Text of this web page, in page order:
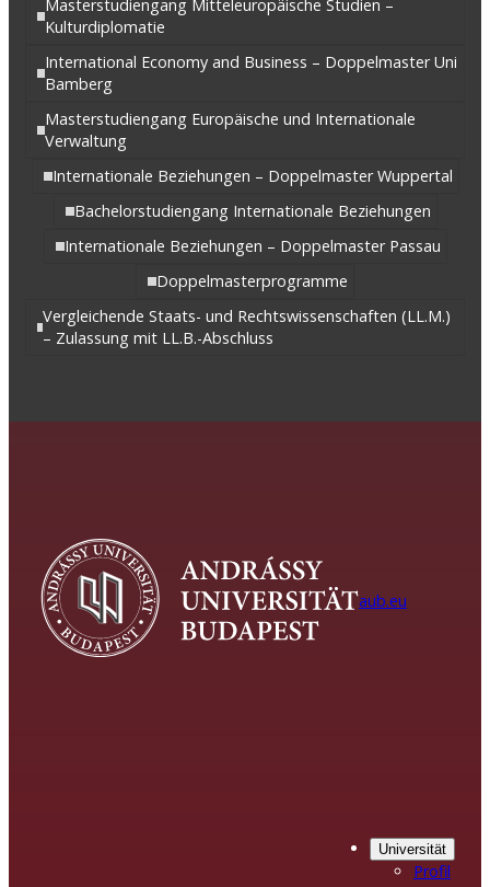
Masterstudiengang Mitteleuropäische Studien –
Kulturdiplomatie
International Economy and Business – Doppelmaster Uni
Bamberg
Masterstudiengang Europäische und Internationale
Verwaltung
Internationale Beziehungen – Doppelmaster Wuppertal
Bachelorstudiengang Internationale Beziehungen
Internationale Beziehungen – Doppelmaster Passau
Doppelmasterprogramme
Vergleichende Staats- und Rechtswissenschaften (LL.M.)
– Zulassung mit LL.B.-Abschluss
aub.eu
Universität
Profil